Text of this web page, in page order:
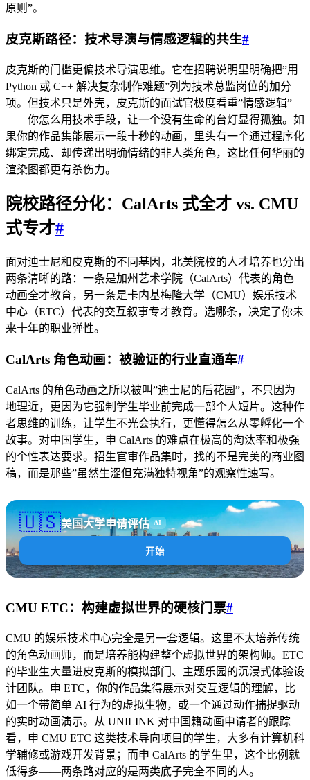
原则”。
皮克斯路径：技术导演与情感逻辑的共生#
皮克斯的门槛更偏技术导演思维。它在招聘说明里明确把”用
Python 或 C++ 解决复杂制作难题”列为技术总监岗位的加分
项。但技术只是外壳，皮克斯的面试官极度看重”情感逻辑”
——你怎么用技术手段，让一个没有生命的台灯显得孤独。如
果你的作品集能展示一段十秒的动画，里头有一个通过程序化
绑定完成、却传递出明确情绪的非人类角色，这比任何华丽的
渲染图都更有杀伤力。
院校路径分化：CalArts 式全才 vs. CMU
式专才#
面对迪士尼和皮克斯的不同基因，北美院校的人才培养也分出
两条清晰的路：一条是加州艺术学院（CalArts）代表的角色
动画全才教育，另一条是卡内基梅隆大学（CMU）娱乐技术
中心（ETC）代表的交互叙事专才教育。选哪条，决定了你未
来十年的职业弹性。
CalArts 角色动画：被验证的行业直通车#
CalArts 的角色动画之所以被叫”迪士尼的后花园”，不只因为
地理近，更因为它强制学生毕业前完成一部个人短片。这种作
者思维的训练，让学生不光会执行，更懂得怎么从零孵化一个
故事。对中国学生，申 CalArts 的难点在极高的淘汰率和极强
的个性表达要求。招生官审作品集时，找的不是完美的商业图
稿，而是那些”虽然生涩但充满独特视角”的观察性速写。
🇺🇸美国大学申请评估 AI
开始
CMU ETC：构建虚拟世界的硬核门票#
CMU 的娱乐技术中心完全是另一套逻辑。这里不太培养传统
的角色动画师，而是培养能构建整个虚拟世界的架构师。ETC
的毕业生大量进皮克斯的模拟部门、主题乐园的沉浸式体验设
计团队。申 ETC，你的作品集得展示对交互逻辑的理解，比
如一个带简单 AI 行为的虚拟生物，或一个通过动作捕捉驱动
的实时动画演示。从 UNILINK 对中国籍动画申请者的跟踪
看，申 CMU ETC 这类技术导向项目的学生，大多有计算机科
学辅修或游戏开发背景；而申 CalArts 的学生里，这个比例就
低得多——两条路对应的是两类底子完全不同的人。